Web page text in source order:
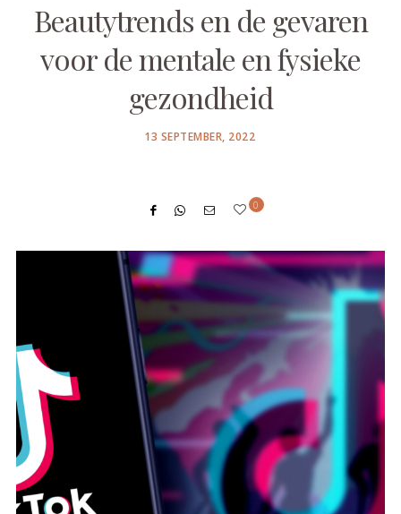
Beautytrends en de gevaren
voor de mentale en fysieke
gezondheid
POSTED
13 SEPTEMBER, 2022
0